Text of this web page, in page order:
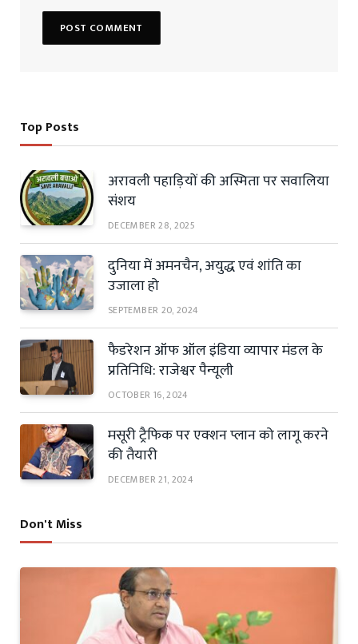
Top Posts
अरावली पहाड़ियों की अस्मिता पर सवालिया
संशय
DECEMBER 28, 2025
दुनिया में अमनचैन, अयुद्ध एवं शांति का
उजाला हो
SEPTEMBER 20, 2024
फैडरेशन ऑफ ऑल इंडिया व्यापार मंडल के
प्रतिनिधि: राजेश्वर पैन्यूली
OCTOBER 16, 2024
मसूरी ट्रैफिक पर एक्शन प्लान को लागू करने
की तैयारी
DECEMBER 21, 2024
Don't Miss